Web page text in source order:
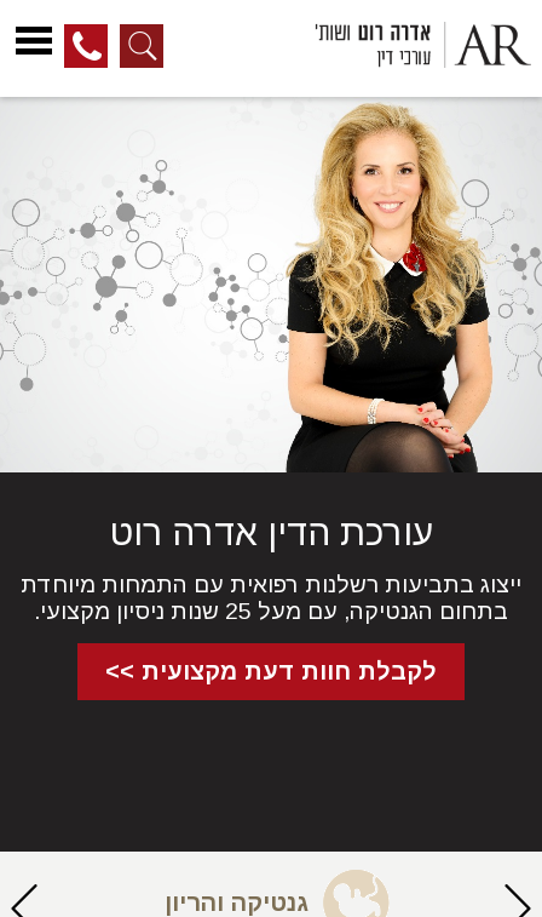
דלג
עורכת הדין אדרה רוט
ייצוג בתביעות רשלנות רפואית עם התמחות מיוחדת
בתחום הגנטיקה, עם מעל 25 שנות ניסיון מקצועי.
לקבלת חוות דעת מקצועית >>
גנטיקה והריון